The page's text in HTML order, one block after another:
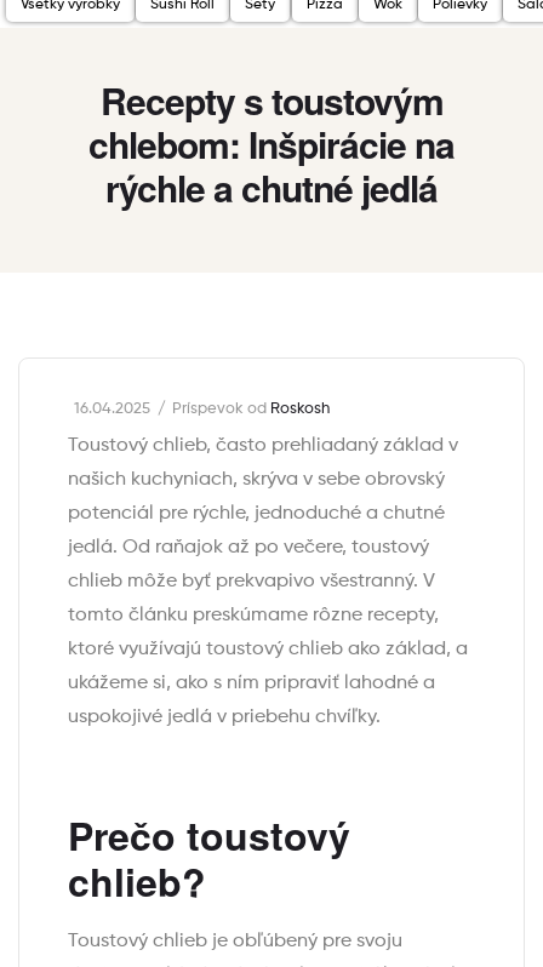
Všetky výrobky Sushi Roll Sety Pizza Wok Polievky
Recepty s toustovým
chlebom: Inšpirácie na
rýchle a chutné jedlá
16.04.2025 Príspevok od Roskosh
Toustový chlieb, často prehliadaný základ v
našich kuchyniach, skrýva v sebe obrovský
potenciál pre rýchle, jednoduché a chutné
jedlá. Od raňajok až po večere, toustový
chlieb môže byť prekvapivo všestranný. V
tomto článku preskúmame rôzne recepty,
ktoré využívajú toustový chlieb ako základ, a
ukážeme si, ako s ním pripraviť lahodné a
uspokojivé jedlá v priebehu chvíľky.
Prečo toustový
chlieb?
Toustový chlieb je obľúbený pre svoju